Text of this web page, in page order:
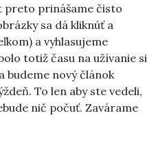
preto prinášame čisto
sa dá kliknúť a
a vyhlasujeme
totiž času na užívanie si
budeme nový článok
To len aby ste vedeli,
nič počuť. Zavárame